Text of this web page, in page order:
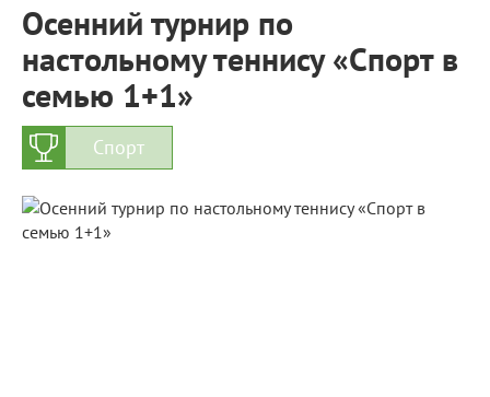
Осенний турнир по
настольному теннису «Спорт в
семью 1+1»
Спорт